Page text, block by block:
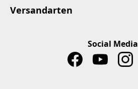
Versandarten
Social Media